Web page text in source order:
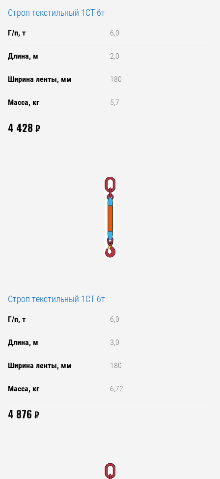
Строп текстильный 1СТ 6т
Г/п, т 6,0
Длина, м 2,0
Ширина ленты, мм 180
Масса, кг 5,7
4 428 ₽
Строп текстильный 1СТ 6т
Г/п, т 6,0
Длина, м 3,0
Ширина ленты, мм 180
Масса, кг 6,72
4 876 ₽